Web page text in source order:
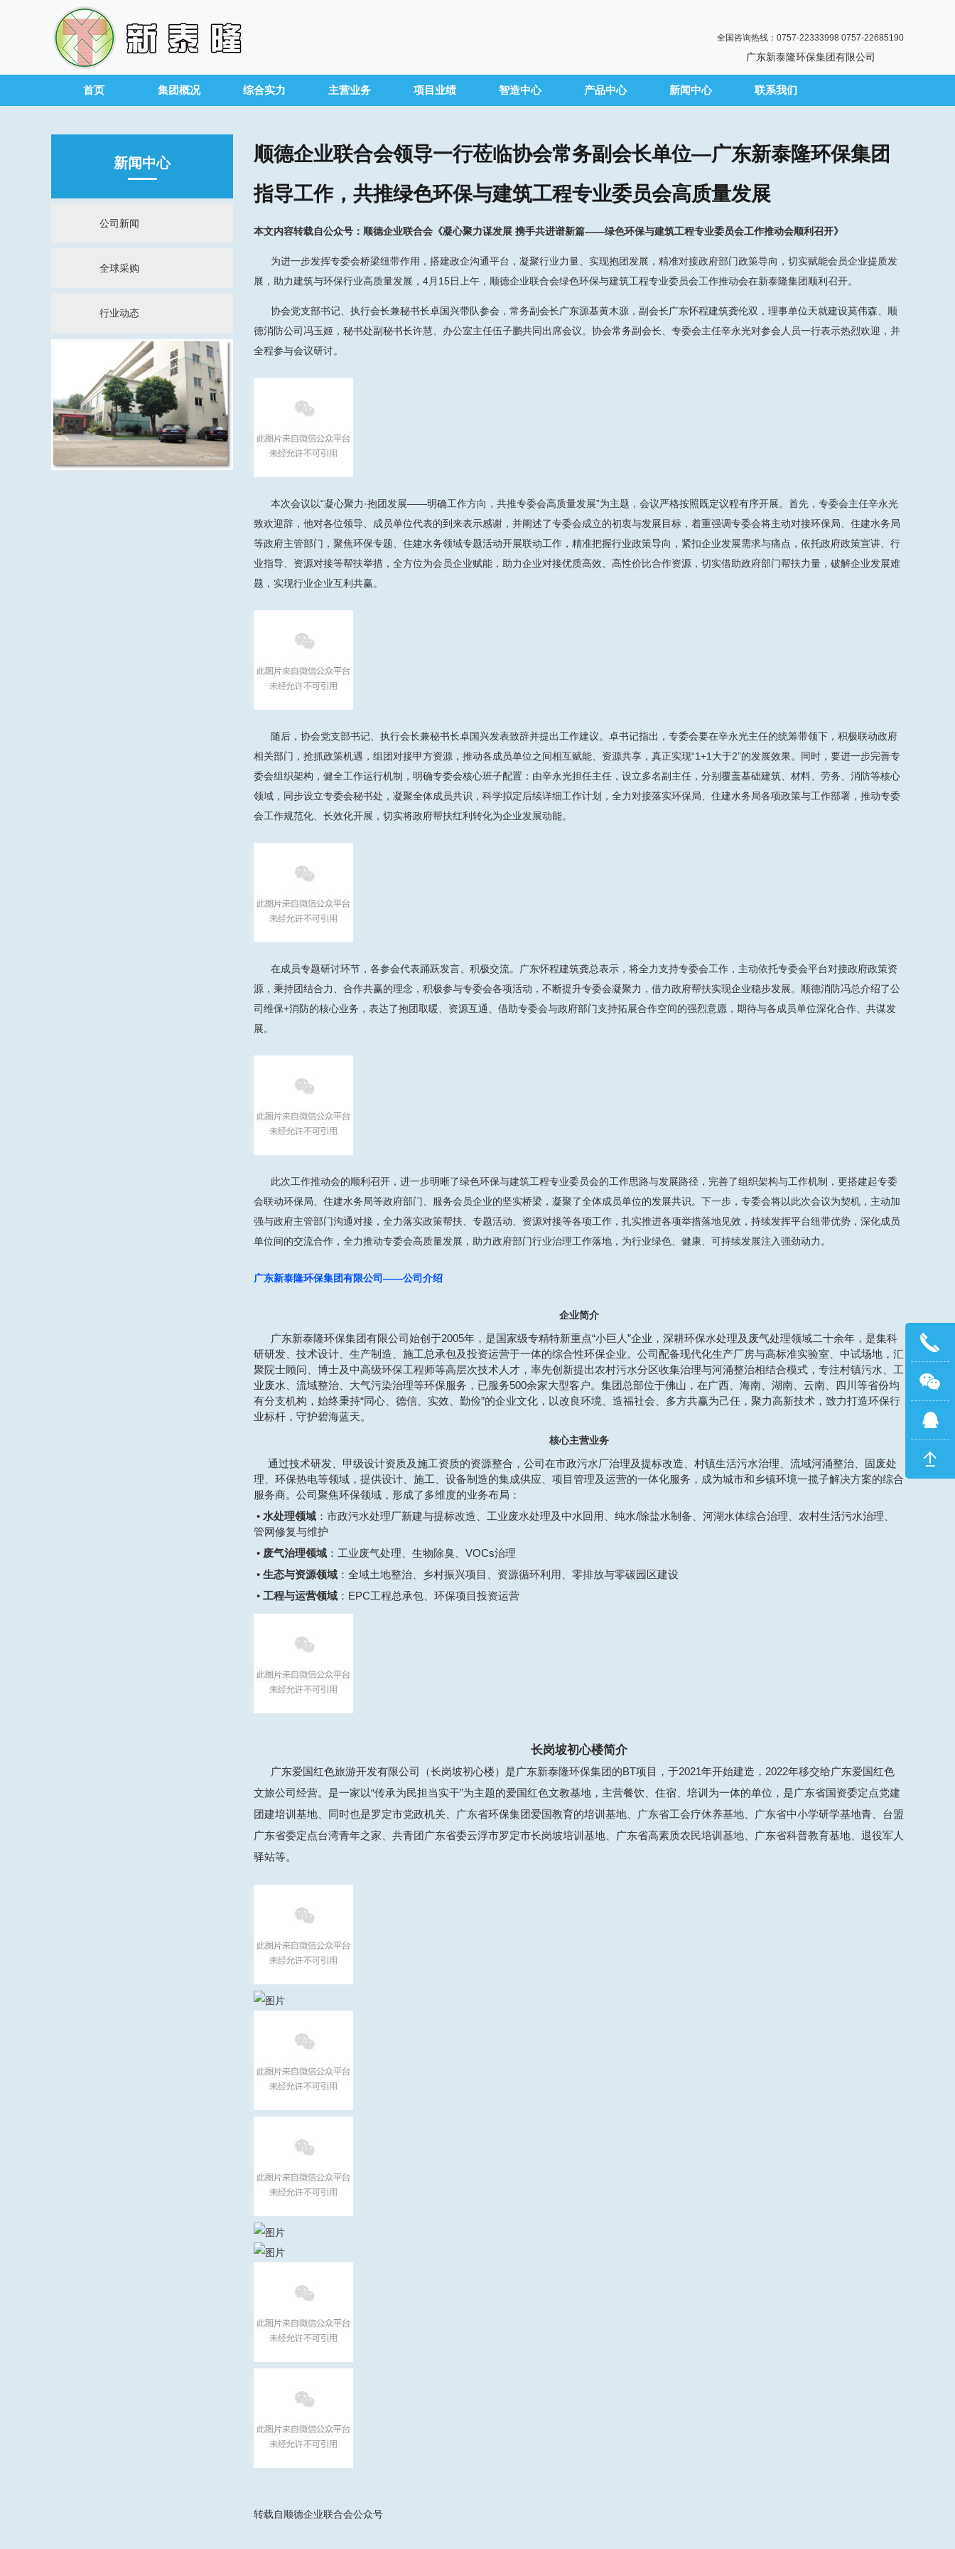
全国咨询热线：0757-22333998 0757-22685190
广东新泰隆环保集团有限公司
首页 集团概况 综合实力 主营业务 项目业绩 智造中心 产品中心 新闻中心 联系我们
新闻中心
公司新闻
全球采购
行业动态
顺德企业联合会领导一行莅临协会常务副会长单位—广东新泰隆环保集团
指导工作，共推绿色环保与建筑工程专业委员会高质量发展
本文内容转载自公众号：顺德企业联合会《凝心聚力谋发展 携手共进谱新篇——绿色环保与建筑工程专业委员会工作推动会顺利召开》
为进一步发挥专委会桥梁纽带作用，搭建政企沟通平台，凝聚行业力量、实现抱团发展，精准对接政府部门政策导向，切实赋能会员企业提质发
展，助力建筑与环保行业高质量发展，4月15日上午，顺德企业联合会绿色环保与建筑工程专业委员会工作推动会在新泰隆集团顺利召开。
协会党支部书记、执行会长兼秘书长卓国兴带队参会，常务副会长广东源基黄木源，副会长广东怀程建筑龚伦双，理事单位天就建设莫伟森、顺
德消防公司冯玉姬，秘书处副秘书长许慧、办公室主任伍子鹏共同出席会议。协会常务副会长、专委会主任辛永光对参会人员一行表示热烈欢迎，并
全程参与会议研讨。
本次会议以“凝心聚力·抱团发展——明确工作方向，共推专委会高质量发展”为主题，会议严格按照既定议程有序开展。首先，专委会主任辛永光
致欢迎辞，他对各位领导、成员单位代表的到来表示感谢，并阐述了专委会成立的初衷与发展目标，着重强调专委会将主动对接环保局、住建水务局
等政府主管部门，聚焦环保专题、住建水务领域专题活动开展联动工作，精准把握行业政策导向，紧扣企业发展需求与痛点，依托政府政策宣讲、行
业指导、资源对接等帮扶举措，全方位为会员企业赋能，助力企业对接优质高效、高性价比合作资源，切实借助政府部门帮扶力量，破解企业发展难
题，实现行业企业互利共赢。
随后，协会党支部书记、执行会长兼秘书长卓国兴发表致辞并提出工作建议。卓书记指出，专委会要在辛永光主任的统筹带领下，积极联动政府
相关部门，抢抓政策机遇，组团对接甲方资源，推动各成员单位之间相互赋能、资源共享，真正实现“1+1大于2”的发展效果。同时，要进一步完善专
委会组织架构，健全工作运行机制，明确专委会核心班子配置：由辛永光担任主任，设立多名副主任，分别覆盖基础建筑、材料、劳务、消防等核心
领域，同步设立专委会秘书处，凝聚全体成员共识，科学拟定后续详细工作计划，全力对接落实环保局、住建水务局各项政策与工作部署，推动专委
会工作规范化、长效化开展，切实将政府帮扶红利转化为企业发展动能。
在成员专题研讨环节，各参会代表踊跃发言、积极交流。广东怀程建筑龚总表示，将全力支持专委会工作，主动依托专委会平台对接政府政策资
源，秉持团结合力、合作共赢的理念，积极参与专委会各项活动，不断提升专委会凝聚力，借力政府帮扶实现企业稳步发展。顺德消防冯总介绍了公
司维保+消防的核心业务，表达了抱团取暖、资源互通、借助专委会与政府部门支持拓展合作空间的强烈意愿，期待与各成员单位深化合作、共谋发
展。
此次工作推动会的顺利召开，进一步明晰了绿色环保与建筑工程专业委员会的工作思路与发展路径，完善了组织架构与工作机制，更搭建起专委
会联动环保局、住建水务局等政府部门、服务会员企业的坚实桥梁，凝聚了全体成员单位的发展共识。下一步，专委会将以此次会议为契机，主动加
强与政府主管部门沟通对接，全力落实政策帮扶、专题活动、资源对接等各项工作，扎实推进各项举措落地见效，持续发挥平台纽带优势，深化成员
单位间的交流合作，全力推动专委会高质量发展，助力政府部门行业治理工作落地，为行业绿色、健康、可持续发展注入强劲动力。
广东新泰隆环保集团有限公司——公司介绍
企业简介
广东新泰隆环保集团有限公司始创于2005年，是国家级专精特新重点“小巨人”企业，深耕环保水处理及废气处理领域二十余年，是集科
研研发、技术设计、生产制造、施工总承包及投资运营于一体的综合性环保企业。公司配备现代化生产厂房与高标准实验室、中试场地，汇
聚院士顾问、博士及中高级环保工程师等高层次技术人才，率先创新提出农村污水分区收集治理与河涌整治相结合模式，专注村镇污水、工
业废水、流域整治、大气污染治理等环保服务，已服务500余家大型客户。集团总部位于佛山，在广西、海南、湖南、云南、四川等省份均
有分支机构，始终秉持“同心、德信、实效、勤俭”的企业文化，以改良环境、造福社会、多方共赢为己任，聚力高新技术，致力打造环保行
业标杆，守护碧海蓝天。
核心主营业务
通过技术研发、甲级设计资质及施工资质的资源整合，公司在市政污水厂治理及提标改造、村镇生活污水治理、流域河涌整治、固废处
理、环保热电等领域，提供设计、施工、设备制造的集成供应、项目管理及运营的一体化服务，成为城市和乡镇环境一揽子解决方案的综合
服务商。公司聚焦环保领域，形成了多维度的业务布局：
• 水处理领域 ：市政污水处理厂新建与提标改造、工业废水处理及中水回用、纯水/除盐水制备、河湖水体综合治理、农村生活污水治理、
管网修复与维护
• 废气治理领域 ：工业废气处理、生物除臭、VOCs治理
• 生态与资源领域 ：全域土地整治、乡村振兴项目、资源循环利用、零排放与零碳园区建设
• 工程与运营领域 ：EPC工程总承包、环保项目投资运营
长岗坡初心楼简介
广东爱国红色旅游开发有限公司（长岗坡初心楼）是广东新泰隆环保集团的BT项目，于2021年开始建造，2022年移交给广东爱国红色
文旅公司经营。是一家以“传承为民担当实干”为主题的爱国红色文教基地，主营餐饮、住宿、培训为一体的单位，是广东省国资委定点党建
团建培训基地、同时也是罗定市党政机关、广东省环保集团爱国教育的培训基地、广东省工会疗休养基地、广东省中小学研学基地青、台盟
广东省委定点台湾青年之家、共青团广东省委云浮市罗定市长岗坡培训基地、广东省高素质农民培训基地、广东省科普教育基地、退役军人
驿站等。
转载自顺德企业联合会公众号